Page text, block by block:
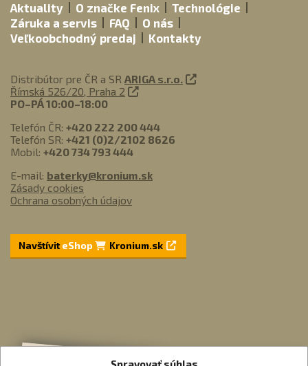
Aktuality O značke Fenix
Technológie
Záruka a servis
FAQ
O nás
Veľkoobchodný predaj
Kontakty
Distribútor pre ČR a SR ARIGA s.r.o.
Římská 526/20, Praha 2
PO–PÁ 10:00–18:00
Telefón ČR: +420 222 200 444
Telefón SR: +421 (0)2/2102 8626
Mobil: +420 734 793 444
E-mail: baterky@kronium.sk
Zásady cookies
Ochrana osobných údajov
NavštíviteShop Kronium.sk